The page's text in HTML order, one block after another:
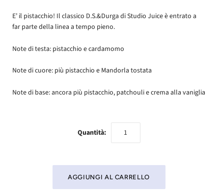
E’ il pistacchio! Il classico D.S.&Durga di Studio Juice è entrato a
far parte della linea a tempo pieno.
Note di testa: pistacchio e cardamomo
Note di cuore: più pistacchio e Mandorla tostata
Note di base: ancora più pistacchio, patchouli e crema alla vaniglia
Quantità: